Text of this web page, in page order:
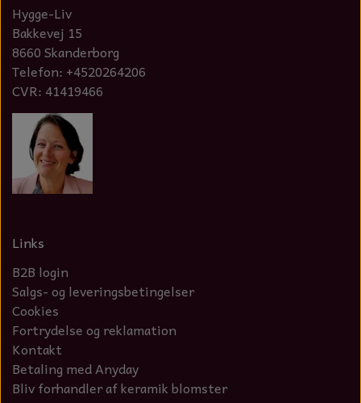
Hygge-Liv
Bakkevej 15
8660 Skanderborg
Telefon: +4520264206
CVR: 41419466
Links
B2B login
Salgs- og leveringsbetingelser
Cookies
Fortrydelse og reklamation
Kontakt
Betaling med Anyday
Bliv forhandler af keramik blomster